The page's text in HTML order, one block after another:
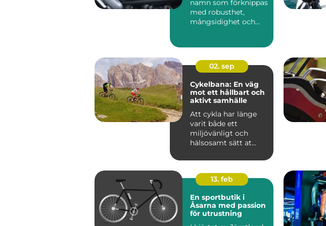
namn som förknippas
med robusthet,
mångsidighet och
02. sep
Cykelbana: En väg
mot ett hållbart och
aktivt samhälle
Att cykla har länge
varit både ett
miljövänligt och
hälsosamt sätt at...
13. feb
En sportbutik i
Åsarna med passion
för utrustning